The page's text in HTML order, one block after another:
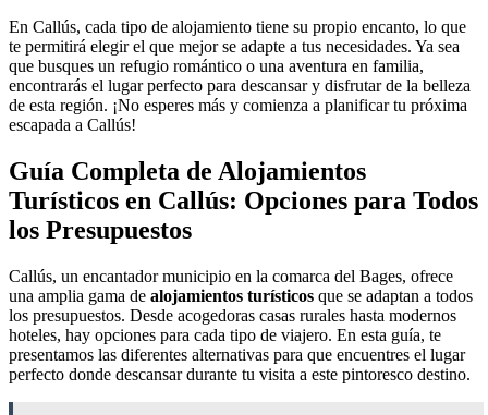
En Callús, cada tipo de alojamiento tiene su propio encanto, lo que
te permitirá elegir el que mejor se adapte a tus necesidades. Ya sea
que busques un refugio romántico o una aventura en familia,
encontrarás el lugar perfecto para descansar y disfrutar de la belleza
de esta región. ¡No esperes más y comienza a planificar tu próxima
escapada a Callús!
Guía Completa de Alojamientos
Turísticos en Callús: Opciones para Todos
los Presupuestos
Callús, un encantador municipio en la comarca del Bages, ofrece
una amplia gama de alojamientos turísticos que se adaptan a todos
los presupuestos. Desde acogedoras casas rurales hasta modernos
hoteles, hay opciones para cada tipo de viajero. En esta guía, te
presentamos las diferentes alternativas para que encuentres el lugar
perfecto donde descansar durante tu visita a este pintoresco destino.